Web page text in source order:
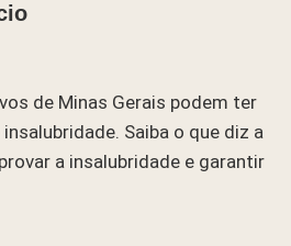
de Minas Gerais podem ter
Saiba o que diz a
a insalubridade e garantir